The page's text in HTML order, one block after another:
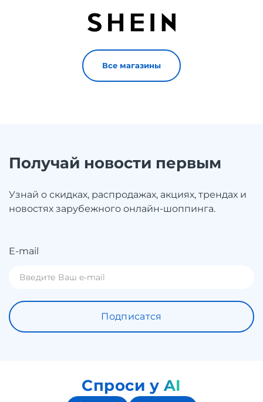
Все магазины
Получай новости первым
Узнай о скидках, распродажах, акциях, трендах и
новостях зарубежного онлайн-шоппинга.
E-mail
Подписатся
Спроси у AI